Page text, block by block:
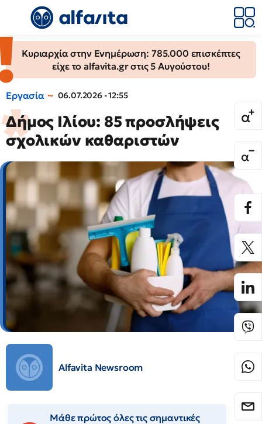
Κυριαρχία στην Ενημέρωση: 785.000 επισκέπτες
είχε το alfavita.gr στις 5 Αυγούστου!
Εργασία 06.07.2026 - 12:55
Δήμος Ιλίου: 85 προσλήψεις
σχολικών καθαριστών
Alfavita Newsroom
Μάθε πρώτος όλες τις σημαντικές